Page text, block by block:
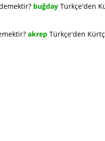
buğday Türkçe'den
akrep Türkçe'den